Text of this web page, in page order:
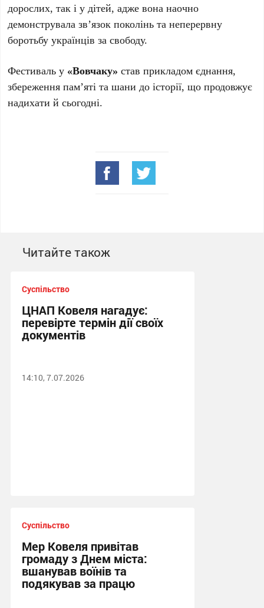
дорослих, так і у дітей, адже вона наочно
демонструвала зв’язок поколінь та неперервну
боротьбу українців за свободу.
Фестиваль у «Вовчаку» став прикладом єднання,
збереження пам’яті та шани до історії, що продовжує
надихати й сьогодні.
Читайте також
Суспільство
ЦНАП Ковеля нагадує:
перевірте термін дії своїх
документів
14:10, 7.07.2026
Суспільство
Мер Ковеля привітав
громаду з Днем міста:
вшанував воїнів та
подякував за працю